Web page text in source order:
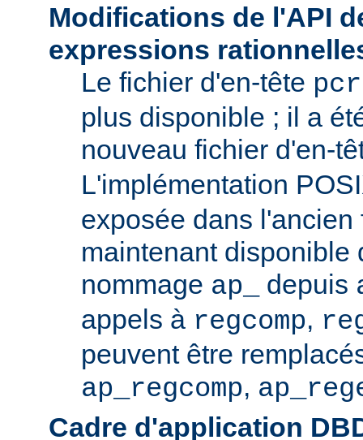
Modifications de l'API
expressions
Le fichier d'en-tête
plus disponible ; il a
nouveau fichier d'en-
L'implémentation
exposée dans
maintenant disponible
nommage ap_ depuis
appels à regcomp,
peuvent être
ap_regcomp,
Cadre d'application